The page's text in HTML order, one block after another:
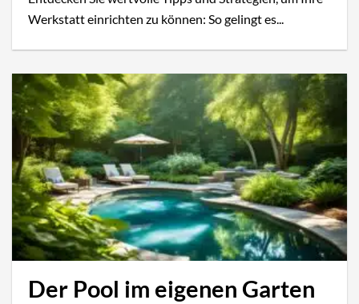
Werkstatt einrichten zu können: So gelingt es...
Der Pool im eigenen Garten